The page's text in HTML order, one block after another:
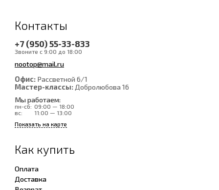
Контакты
+7 (950) 55-33-833
Звоните с 9:00 до 18:00
nootop@mail.ru
Офис: Рассветной 6/1
Мастер-классы: Добролюбова 16
Мы работаем:
пн-сб: 09:00 — 18:00
вс:
11:00 — 13:00
Показать на карте
Как купить
Оплата
Доставка